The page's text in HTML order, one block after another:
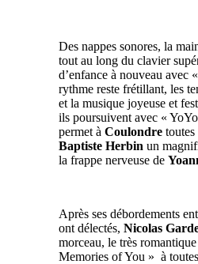
Des nappes sonores, la
tout au long du clavier
d’enfance à nouveau avec
rythme reste frétillant, les
et la musique joyeuse et
ils poursuivent avec «
permet à Coulondre toutes
Baptiste Herbin un
la frappe nerveuse de
Après ses débordements
ont délectés, Nicolas
morceau, le très
Memories of You » à